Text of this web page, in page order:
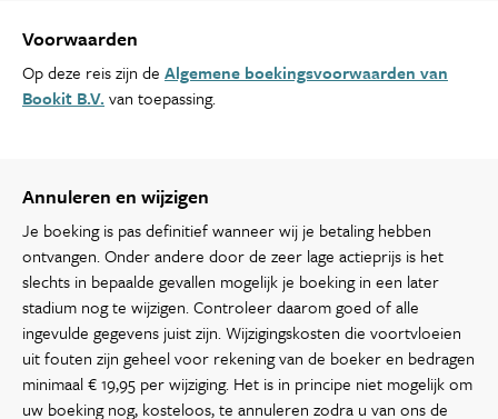
Voorwaarden
Op deze reis zijn de Algemene boekingsvoorwaarden van
Bookit B.V. van toepassing.
Annuleren en wijzigen
Je boeking is pas definitief wanneer wij je betaling hebben
ontvangen. Onder andere door de zeer lage actieprijs is het
slechts in bepaalde gevallen mogelijk je boeking in een later
stadium nog te wijzigen. Controleer daarom goed of alle
ingevulde gegevens juist zijn. Wijzigingskosten die voortvloeien
uit fouten zijn geheel voor rekening van de boeker en bedragen
minimaal € 19,95 per wijziging. Het is in principe niet mogelijk om
uw boeking nog, kosteloos, te annuleren zodra u van ons de